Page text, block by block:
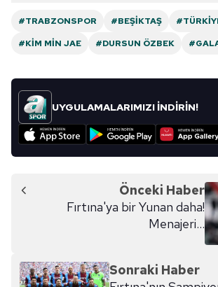
#TRABZONSPOR #BEŞIKTAŞ
#KIM MIN JAE
#DURSUN ÖZBEK
UYGULAMALARIMIZI İNDİRİN!
Önceki Haber
Fırtına'ya bir Yunan daha!
Menajeri...
Sonraki Haber